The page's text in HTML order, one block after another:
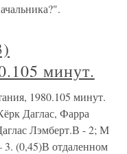
минут.
1980.105 минут.
Даглас, Фарра
Лэмберт.В - 2; М
(0,45)В отдаленном